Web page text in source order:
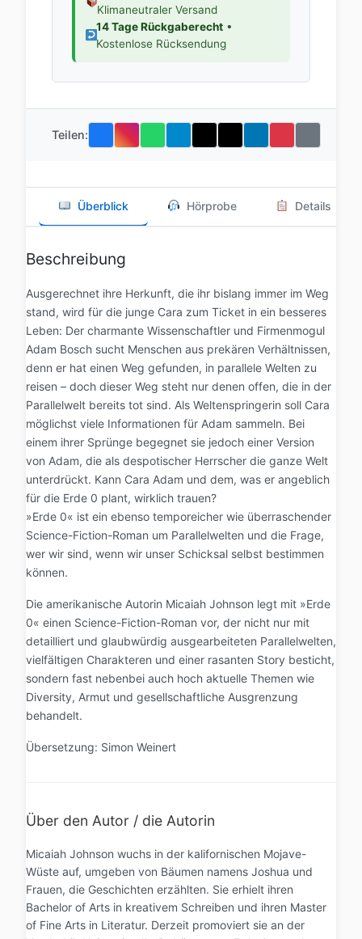
Klimaneutraler Versand
14 Tage Rückgaberecht•
Kostenlose Rücksendung
Teilen:
Überblick Hörprobe Details
Beschreibung
Ausgerechnet ihre Herkunft, die ihr bislang immer im Weg
stand, wird für die junge Cara zum Ticket in ein besseres
Leben: Der charmante Wissenschaftler und Firmenmogul
Adam Bosch sucht Menschen aus prekären Verhältnissen,
denn er hat einen Weg gefunden, in parallele Welten zu
reisen – doch dieser Weg steht nur denen offen, die in der
Parallelwelt bereits tot sind. Als Weltenspringerin soll Cara
möglichst viele Informationen für Adam sammeln. Bei
einem ihrer Sprünge begegnet sie jedoch einer Version
von Adam, die als despotischer Herrscher die ganze Welt
unterdrückt. Kann Cara Adam und dem, was er angeblich
für die Erde 0 plant, wirklich trauen?
»Erde 0« ist ein ebenso temporeicher wie überraschender
Science-Fiction-Roman um Parallelwelten und die Frage,
wer wir sind, wenn wir unser Schicksal selbst bestimmen
können.
Die amerikanische Autorin Micaiah Johnson legt mit »Erde
0« einen Science-Fiction-Roman vor, der nicht nur mit
detailliert und glaubwürdig ausgearbeiteten Parallelwelten,
vielfältigen Charakteren und einer rasanten Story besticht,
sondern fast nebenbei auch hoch aktuelle Themen wie
Diversity, Armut und gesellschaftliche Ausgrenzung
behandelt.
Übersetzung: Simon Weinert
Über den Autor / die Autorin
Micaiah Johnson wuchs in der kalifornischen Mojave-
Wüste auf, umgeben von Bäumen namens Joshua und
Frauen, die Geschichten erzählten. Sie erhielt ihren
Bachelor of Arts in kreativem Schreiben und ihren Master
of Fine Arts in Literatur. Derzeit promoviert sie an der